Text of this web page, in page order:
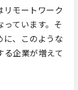
モートワーク
ています。そ
に、このような
企業が増えて